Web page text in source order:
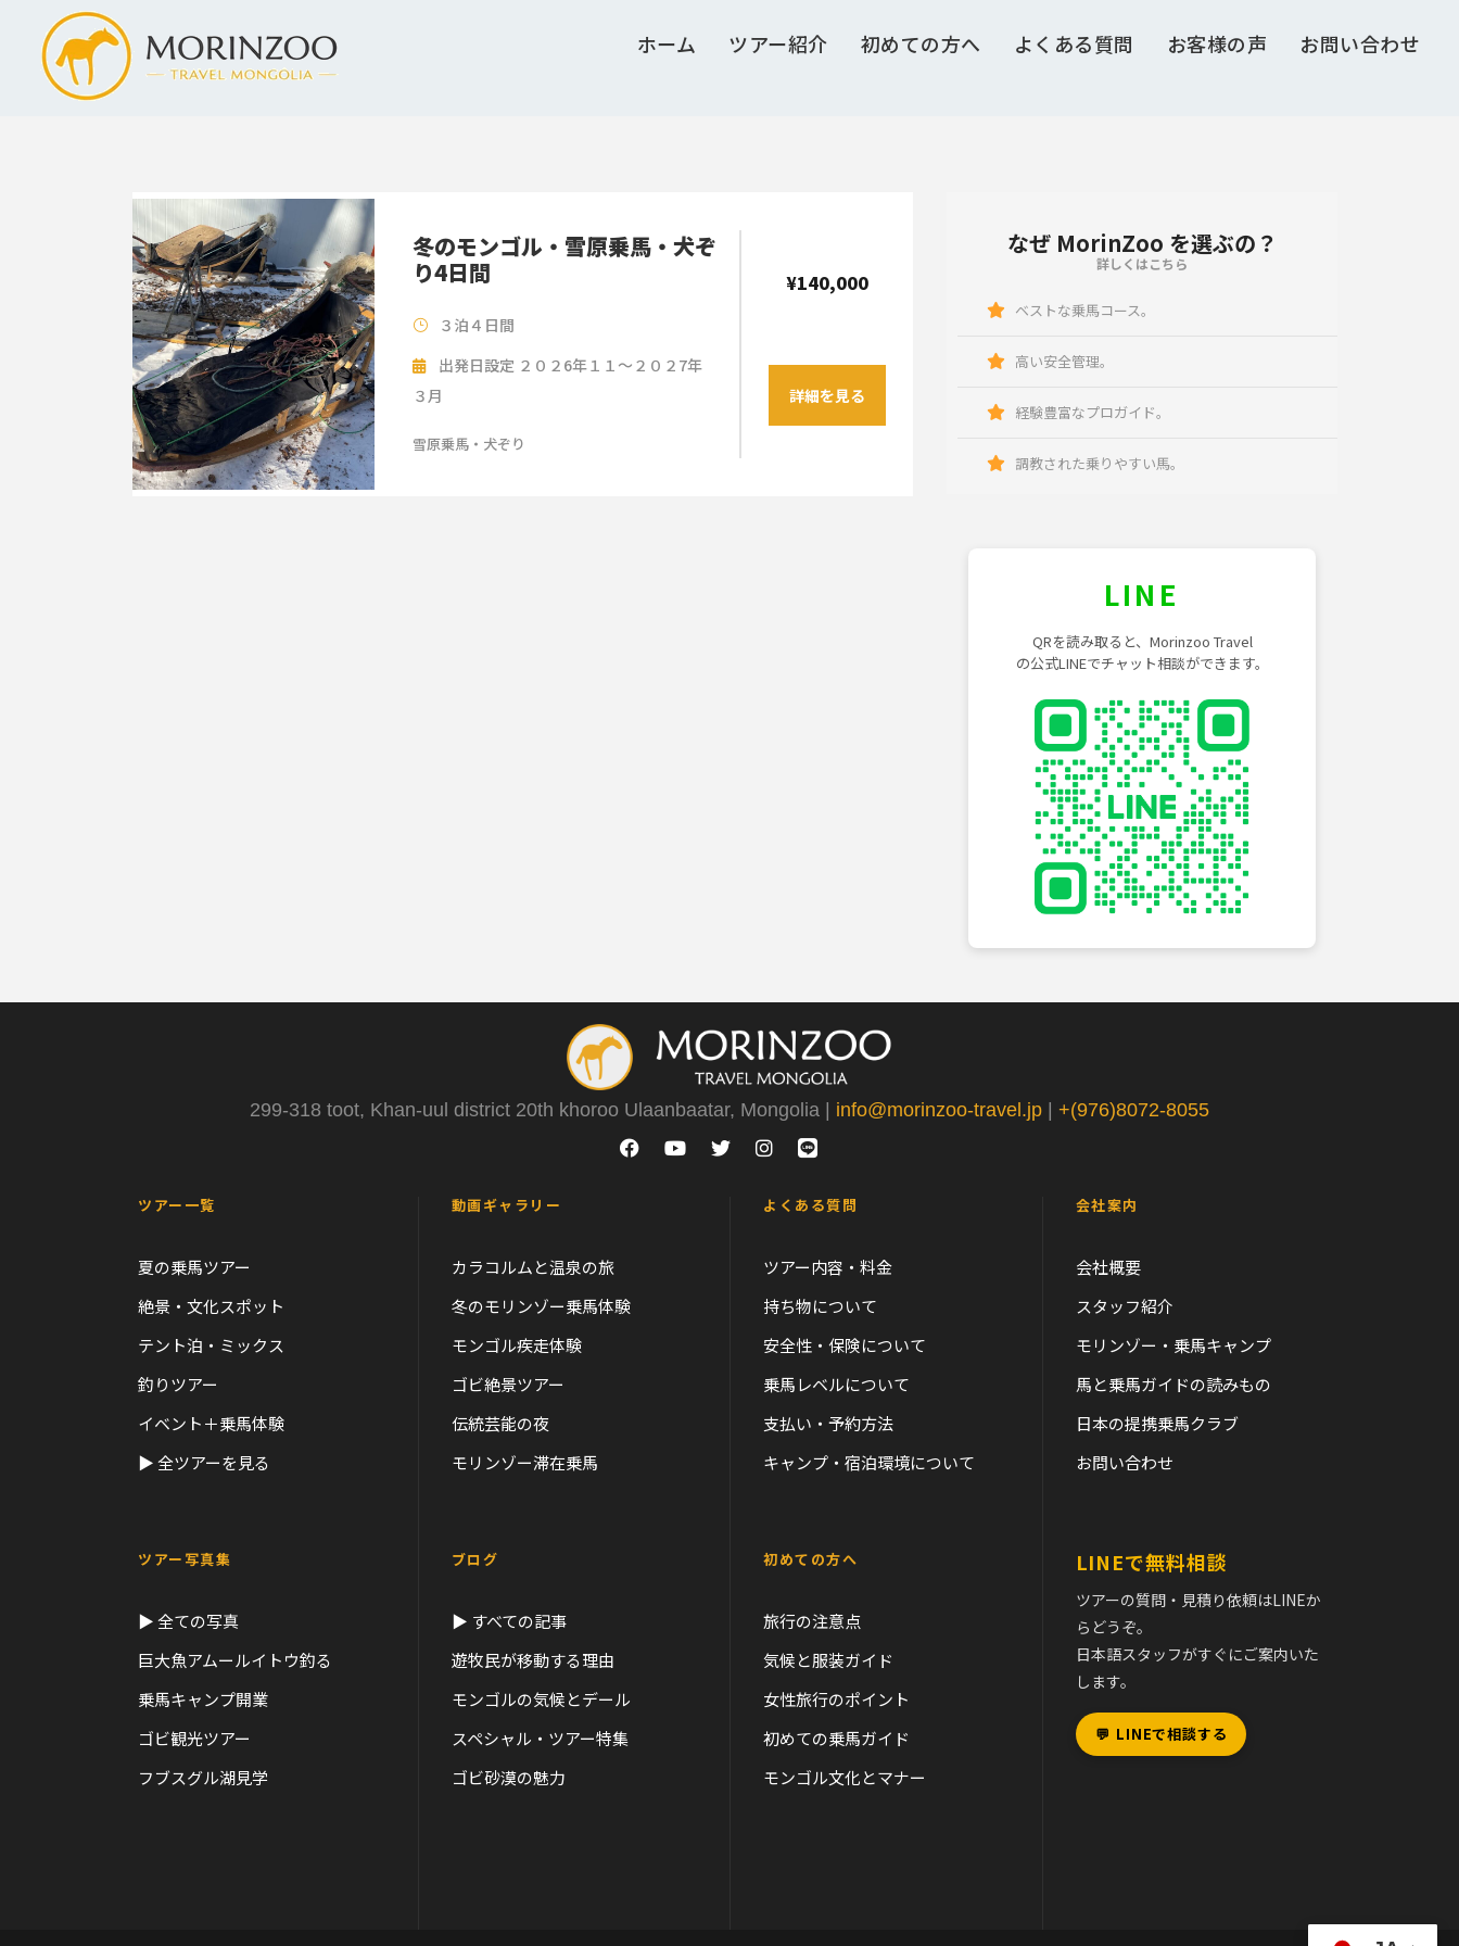
ホーム ツアー紹介 初めての方へ よくある質問 お客様の声 お問い合わせ
冬のモンゴル・雪原乗馬・犬ぞ
り4日間
３泊４日間
出発日設定 ２０２6年１１～２０２7年
３月
雪原乗馬・犬ぞり
¥140,000
詳細を見る
なぜ MorinZoo を選ぶの？
詳しくはこちら
ベストな乗馬コース。
高い安全管理。
経験豊富なプロガイド。
調教された乗りやすい馬。
LINE
QRを読み取ると、Morinzoo Travel
の公式LINEでチャット相談ができます。
299-318 toot, Khan-uul district 20th khoroo Ulaanbaatar, Mongolia | info@morinzoo-travel.jp | +(976)8072-8055
ツアー一覧
夏の乗馬ツアー
絶景・文化スポット
テント泊・ミックス
釣りツアー
イベント＋乗馬体験
▶ 全ツアーを見る
ツアー写真集
▶ 全ての写真
巨大魚アムールイトウ釣る
乗馬キャンプ開業
ゴビ観光ツアー
フブスグル湖見学
動画ギャラリー
カラコルムと温泉の旅
冬のモリンゾー乗馬体験
モンゴル疾走体験
ゴビ絶景ツアー
伝統芸能の夜
モリンゾー滞在乗馬
ブログ
▶ すべての記事
遊牧民が移動する理由
モンゴルの気候とデール
スペシャル・ツアー特集
ゴビ砂漠の魅力
よくある質問
ツアー内容・料金
持ち物について
安全性・保険について
乗馬レベルについて
支払い・予約方法
キャンプ・宿泊環境について
初めての方へ
旅行の注意点
気候と服装ガイド
女性旅行のポイント
初めての乗馬ガイド
モンゴル文化とマナー
会社案内
会社概要
スタッフ紹介
モリンゾー・乗馬キャンプ
馬と乗馬ガイドの読みもの
日本の提携乗馬クラブ
お問い合わせ
LINEで無料相談
ツアーの質問・見積り依頼はLINEか
らどうぞ。
日本語スタッフがすぐにご案内いた
します。
💬 LINEで相談する